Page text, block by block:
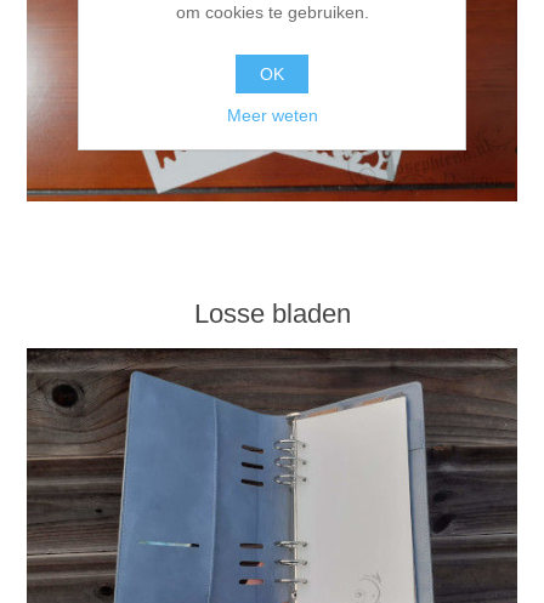
Losse bladen
om cookies te gebruiken.
OK
Meer weten